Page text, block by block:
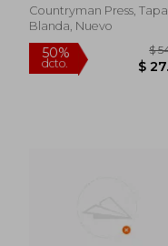
Countryman Press, Tapa
Blanda, Nuevo